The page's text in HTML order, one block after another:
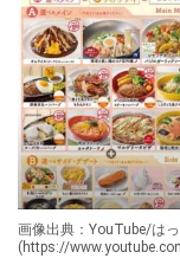
画像出典：YouTube/は
(https://